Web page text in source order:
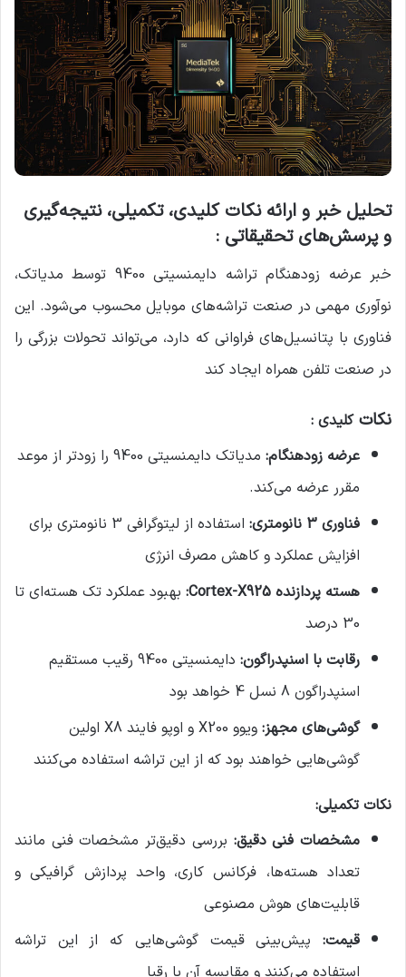
تحلیل خبر و ارائه نکات کلیدی، تکمیلی، نتیجه‌گیری
و پرسش‌های تحقیقاتی :
خبر عرضه زودهنگام تراشه دایمنسیتی 9400 توسط مدیاتک،
نوآوری مهمی در صنعت تراشه‌های موبایل محسوب می‌شود. این
فناوری با پتانسیل‌های فراوانی که دارد، می‌تواند تحولات بزرگی را
در صنعت تلفن همراه ایجاد کند
نکاتکلیدی :
عرضه زودهنگام:
مدیاتک دایمنسیتی 9400 را زودتر از موعد
مقرر عرضه می‌کند.
فناوری 3 نانومتری:
استفاده از لیتوگرافی 3 نانومتری برای
افزایش عملکرد و کاهش مصرف انرژی
هسته پردازنده Cortex-X925:
بهبود عملکرد تک هسته‌ای تا
30 درصد
رقابت با اسنپدراگون:
دایمنسیتی 9400 رقیب مستقیم
اسنپدراگون 8 نسل 4 خواهد بود
گوشی‌های مجهز:
ویوو X200 و اوپو فایند X8 اولین
گوشی‌هایی خواهند بود که از این تراشه استفاده می‌کنند
نکات تکمیلی:
مشخصات فنی دقیق: بررسی دقیق‌تر مشخصات فنی مانند
تعداد هسته‌ها، فرکانس کاری، واحد پردازش گرافیکی و
قابلیت‌های هوش مصنوعی
قیمت: پیش‌بینی قیمت گوشی‌هایی که از این تراشه